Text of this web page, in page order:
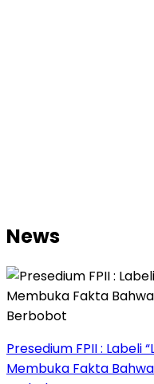
News
Presedium FPII : Labeli
Membuka Fakta